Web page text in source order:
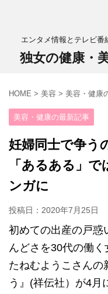
エンタメ情報とテレビ番
独女の健康・
HOME > 美容 > 美容・健康
美容・健康の最新記事
妊婦同士で争う
「あるある」
ンガに
投稿日： 2020年7月25日
初めての出産の戸惑
んどさを30代の働
たねむようこさんの
う』(祥伝社）が4月